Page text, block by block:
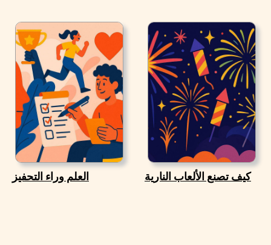
العلم وراء التحفيز كيف تصنع الألعاب النارية